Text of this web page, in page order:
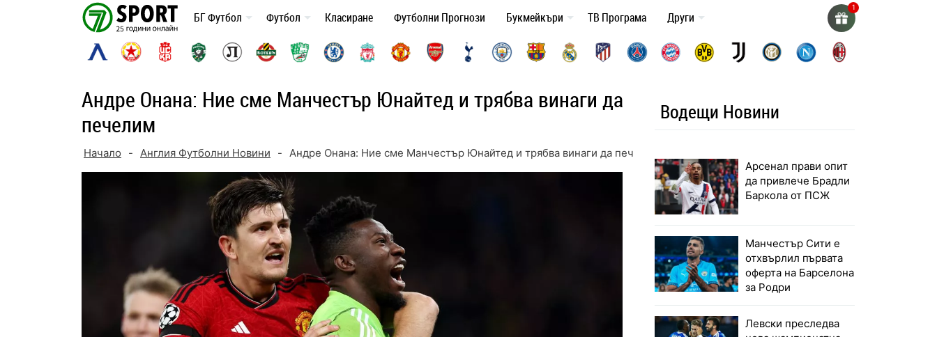
БГ Футбол Футбол Класиране Футболни Прогнози Букмейкъри ТВ Програма Други
Андре Онана: Ние сме Манчестър Юнайтед и трябва винаги да
печелим
Начало - Англия Футболни Новини - Андре Онана: Ние сме Манчестър Юнайтед и трябва винаги да печелим
Водещи Новини
Арсенал прави опит
да привлече Брадли
Баркола от ПСЖ
Манчестър Сити е
отхвърлил първата
оферта на Барселона
за Родри
Левски преследва